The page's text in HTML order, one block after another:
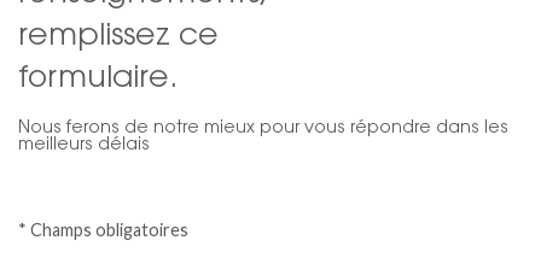
remplissez ce
formulaire.
Nous ferons de notre mieux pour vous répondre dans les
meilleurs délais
* Champs obligatoires